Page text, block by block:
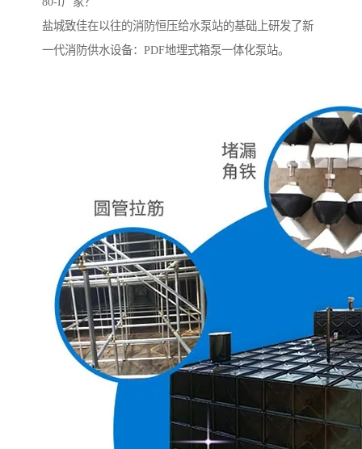
盐城致佳在以往的消防恒压给水泵站的基础上研发了新
一代消防供水设备：PDF地埋式箱泵一体化泵站。